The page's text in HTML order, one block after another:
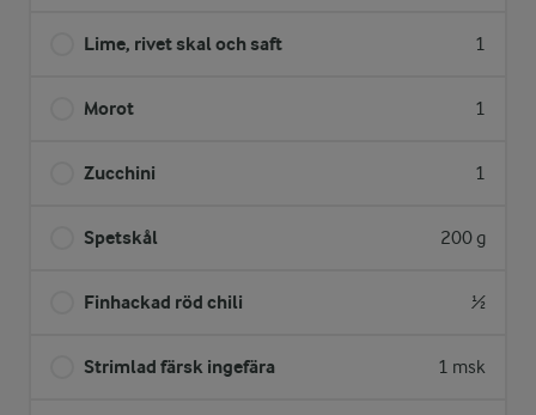
Lime, rivet skal och saft 1
Morot 1
Zucchini 1
Spetskål 200 g
Finhackad röd chili ½
Strimlad färsk ingefära 1 msk